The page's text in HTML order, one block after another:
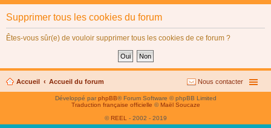
Supprimer tous les cookies du forum
Êtes-vous sûr(e) de vouloir supprimer tous les cookies de ce forum ?
Accueil Accueil du forum Nous contacter
Développé parphpBB® Forum Software © phpBB Limited
Traduction française officielle © Maël Soucaze
© REEL - 2002 - 2019